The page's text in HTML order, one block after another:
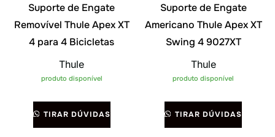
Suporte de Engate
Removível Thule Apex XT
4 para 4 Bicicletas
Thule
produto disponível
TIRAR DÚVIDAS
Suporte de Engate
Americano Thule Apex XT
Swing 4 9027XT
Thule
produto disponível
TIRAR DÚVIDAS